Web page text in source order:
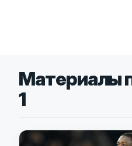
Материалы
1